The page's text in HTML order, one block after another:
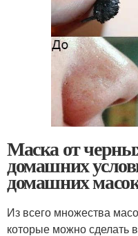
Маска от
домашних
домашних
Из всего множества
которые можно сделать